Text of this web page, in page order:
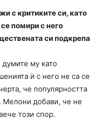
с критиките си, като
помири с него
си подкрепа
му като
ѝ с него не са се
че популярността
Мелони добави, че не
този спор.